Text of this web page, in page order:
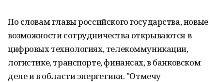
По словам главы российского государства, новые
возможности сотрудничества открываются в
цифровых технологиях, телекоммуникации,
логистике, транспорте, финансах, в банковском
деле и в области энергетики. "Отмечу